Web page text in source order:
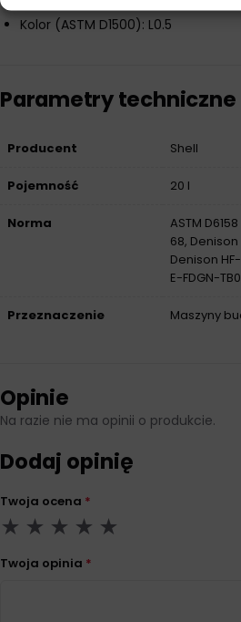
Kolor (ASTM D1500): L0.5
Parametry techniczne
Producent Shell
Pojemność 20 l
Norma
ASTM
68, Denison
Denison
E-FDGN-
Przeznaczenie Maszyny
Opinie
Na razie nie ma opinii o produkcie.
Dodaj opinię
Twoja ocena *
Twoja opinia *